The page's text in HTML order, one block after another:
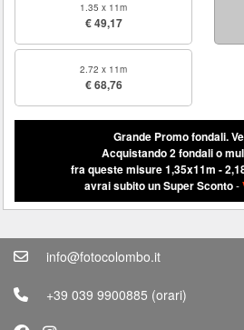
1.35 x 11m
€ 49,17
2.72 x 11m
€ 68,76
Grande Promo fondali.
Acquistando 2 fondali o
fra queste misure 1,35x11m -
avrai subito un Super Sconto-
info@fotocolombo.it
+39 039 9900885 (orari)